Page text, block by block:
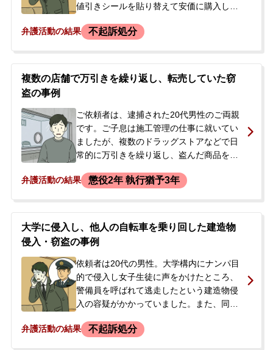
値引きシールを貼り替えて安価に購入した
出た際に保安員に声をかけられ、警察が介
きで微罪処分となった経験があり、刑事罰
や失職を恐れて、今後の対応について弁護
弁護活動の結果 不起訴処分
複数の店舗で万引きを繰り返し、転売していた窃
盗の事例
ご依頼者は、逮捕された20代男性のご両親
です。ご子息は施工管理の仕事に就いてい
ましたが、複数のドラッグストアなどで日
常的に万引きを繰り返し、盗んだ商品をフ
は230万円から250万円にのぼっていたとの
害品の買取りで済まされ、被害届は出され
ませんでした。しかし、過去の複数の万引
き行為が発覚して逮捕されたため、ご両親
が当事務所に初回接見を依頼されました。
弁護活動の結果 懲役2年 執行猶予3年
大学に侵入し、他人の自転車を乗り回した建造物
侵入・窃盗の事例
依頼者は20代の男性。大学構内にナンパ目
的で侵入し女子生徒に声をかけたところ、
警備員を呼ばれて逃走したという建造物侵
入の容疑がかかっていました。また、同時
容疑もありました。事件から約1年後、運転
弁護活動の結果 不起訴処分